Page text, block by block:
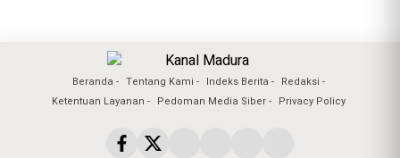
Beranda Tentang Kami Indeks Berita
Redaksi
Ketentuan Layanan
Pedoman Media Siber Privacy Policy